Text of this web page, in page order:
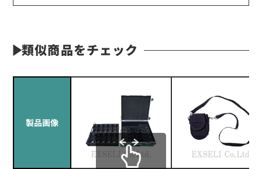
類似商品をチェック
製品画像